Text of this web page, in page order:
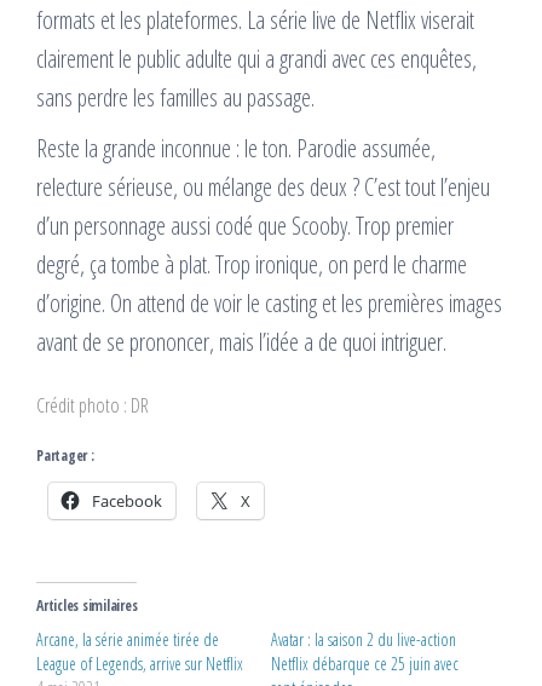
formats et les plateformes. La série live de Netflix viserait
clairement le public adulte qui a grandi avec ces enquêtes,
sans perdre les familles au passage.
Reste la grande inconnue : le ton. Parodie assumée,
relecture sérieuse, ou mélange des deux ? C’est tout l’enjeu
d’un personnage aussi codé que Scooby. Trop premier
degré, ça tombe à plat. Trop ironique, on perd le charme
d’origine. On attend de voir le casting et les premières images
avant de se prononcer, mais l’idée a de quoi intriguer.
Crédit photo : DR
Partager :
Facebook X
Articles similaires
Arcane, la série animée tirée de
League of Legends, arrive sur Netflix
Avatar : la saison 2 du live-action
Netflix débarque ce 25 juin avec